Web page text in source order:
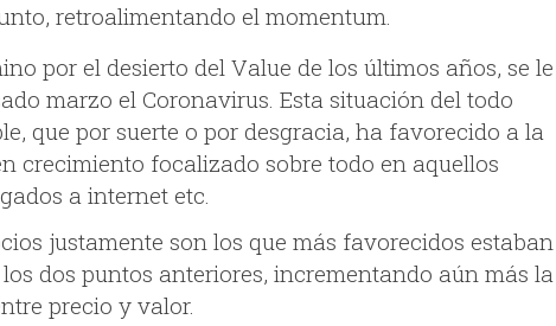
retroalimentando el momentum.
por el desierto del Value de los últimos años, se le
marzo el Coronavirus. Esta situación del todo
que por suerte o por desgracia, ha favorecido a la
crecimiento focalizado sobre todo en aquellos
a internet etc.
justamente son los que más favorecidos estaban
dos puntos anteriores, incrementando aún más la
precio y valor.